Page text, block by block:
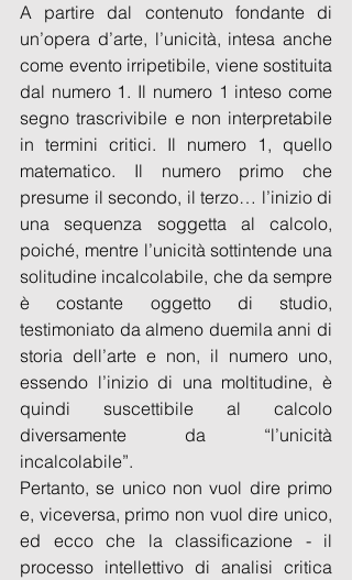
A partire dal contenuto fondante di
un’opera d’arte, l’unicità, intesa anche
come evento irripetibile, viene sostituita
dal numero 1. Il numero 1 inteso come
segno trascrivibile e non interpretabile
in termini critici. Il numero 1, quello
matematico. Il numero primo che
presume il secondo, il terzo… l’inizio di
una sequenza soggetta al calcolo,
poiché, mentre l’unicità sottintende una
solitudine incalcolabile, che da sempre
è costante oggetto di studio,
testimoniato da almeno duemila anni di
storia dell’arte e non, il numero uno,
essendo l’inizio di una moltitudine, è
quindi suscettibile al calcolo
diversamente da “l’unicità
incalcolabile”.
Pertanto, se unico non vuol dire primo
e, viceversa, primo non vuol dire unico,
ed ecco che la classificazione - il
processo intellettivo di analisi critica